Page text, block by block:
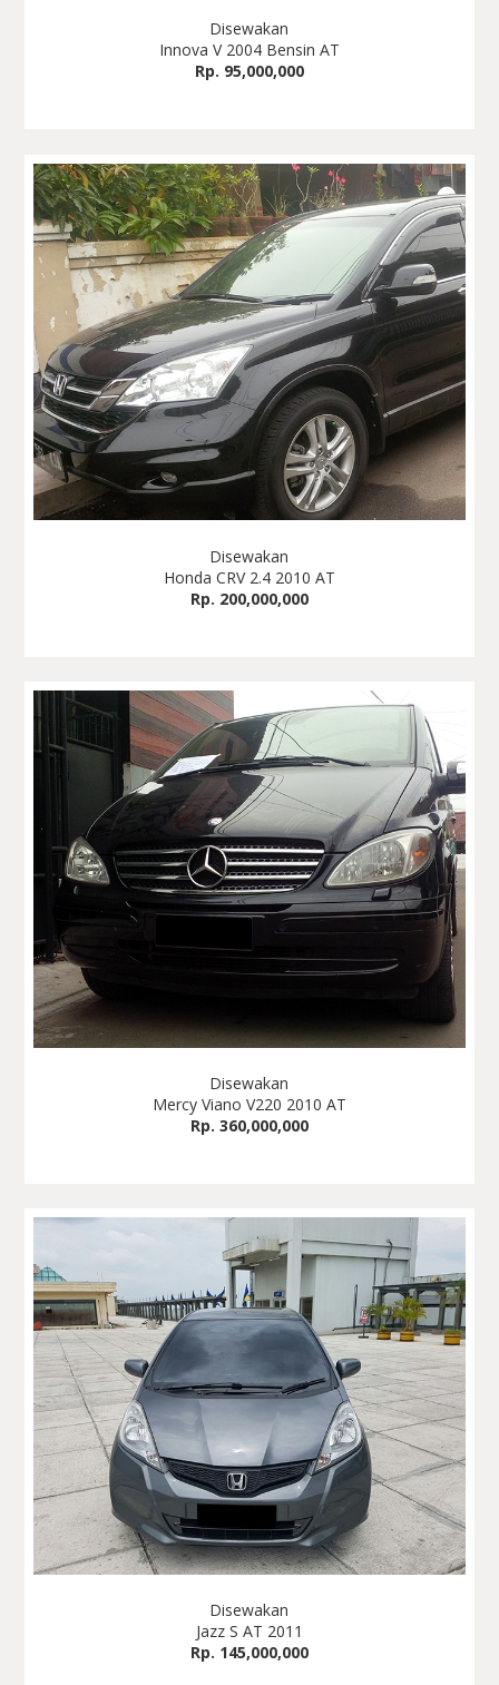
Disewakan
Innova V 2004 Bensin AT
Rp. 95,000,000
Disewakan
Honda CRV 2.4 2010 AT
Rp. 200,000,000
Disewakan
Mercy Viano V220 2010 AT
Rp. 360,000,000
Disewakan
Jazz S AT 2011
Rp. 145,000,000